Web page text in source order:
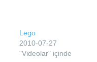
Lego
2010-07-27
"Videolar" içinde